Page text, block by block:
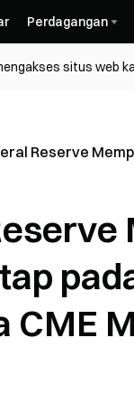
Perdagangan
situs web
Reserve
CME